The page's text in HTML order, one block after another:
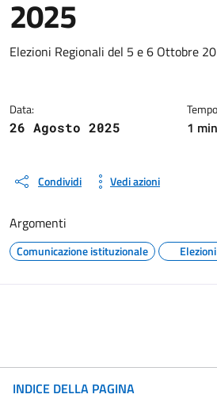
2025
Dettagli del
Elezioni Regionali del 5 e 6 Ottobre
Data:
26 Agosto 2025
1 min
Condividi Vedi azioni
Argomenti
Comunicazione istituzionale Elezioni
INDICE DELLA PAGINA